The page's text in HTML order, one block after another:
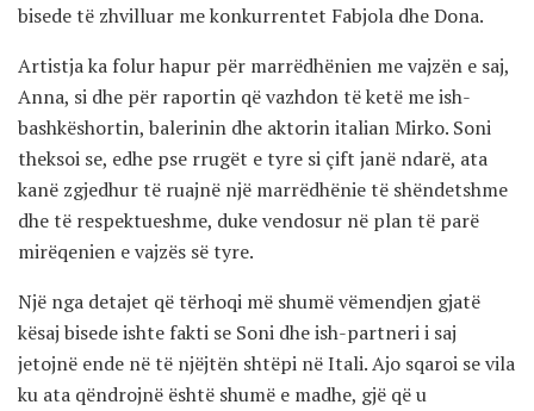
bisede të zhvilluar me konkurrentet Fabjola dhe Dona.
Artistja ka folur hapur për marrëdhënien me vajzën e saj,
Anna, si dhe për raportin që vazhdon të ketë me ish-
bashkëshortin, balerinin dhe aktorin italian Mirko. Soni
theksoi se, edhe pse rrugët e tyre si çift janë ndarë, ata
kanë zgjedhur të ruajnë një marrëdhënie të shëndetshme
dhe të respektueshme, duke vendosur në plan të parë
mirëqenien e vajzës së tyre.
Një nga detajet që tërhoqi më shumë vëmendjen gjatë
kësaj bisede ishte fakti se Soni dhe ish-partneri i saj
jetojnë ende në të njëjtën shtëpi në Itali. Ajo sqaroi se vila
ku ata qëndrojnë është shumë e madhe, gjë që u